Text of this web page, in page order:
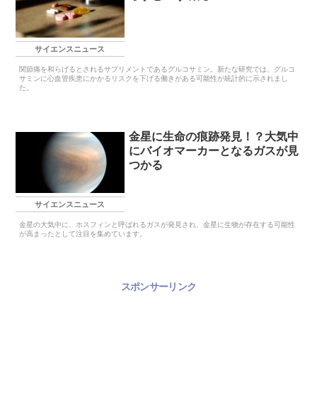
サイエンスニュース
関節痛を和らげるとされるサプリメントであるグルコサミン。新たな研究では、グルコ
サミンに心血管疾患にかかるリスクを下げる働きがある可能性が統計的に示されまし
た。
サイエンスニュース
金星に生命の痕跡発見！？大気中
にバイオマーカーとなるガスが見
つかる
金星の大気中に、ホスフィンと呼ばれるガスが発見され、金星に生物が存在する可能性
が高まったとして注目を集めています。
スポンサーリンク